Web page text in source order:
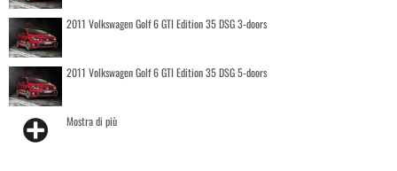
2011 Volkswagen Golf 6 GTI Edition 35 DSG 3-doors
2011 Volkswagen Golf 6 GTI Edition 35 DSG 5-doors
Mostra di più